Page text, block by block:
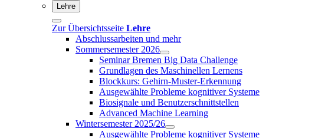
Lehre
Zur Übersichtsseite Lehre
Abschlussarbeiten und mehr
Sommersemester 2026
Seminar Bremen Big Data Challenge
Grundlagen des Maschinellen Lernens
Blockkurs: Gehirn-Muster-Erkennung
Ausgewählte Probleme kognitiver Systeme
Biosignale und Benutzerschnittstellen
Advanced Machine Learning
Wintersemester 2025/26
Ausgewählte Probleme kognitiver Systeme